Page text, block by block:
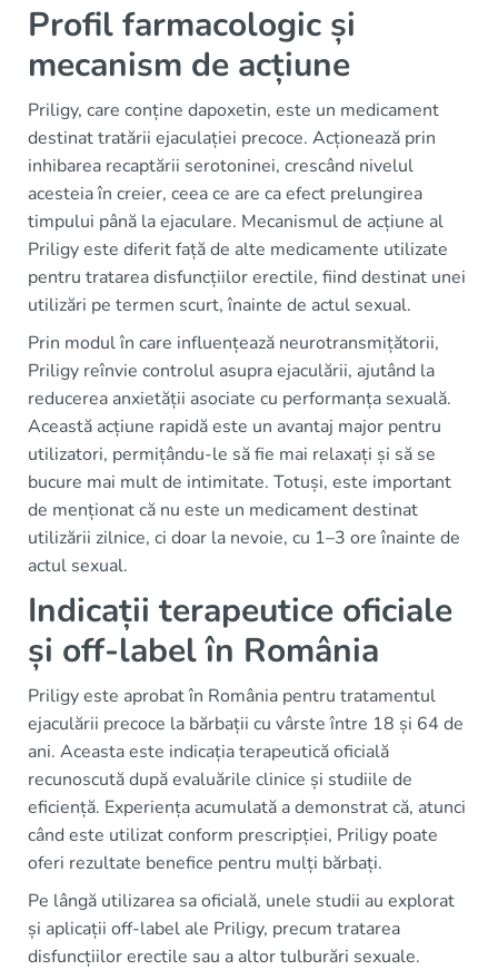
Profil farmacologic și
mecanism de acțiune
Priligy, care conține dapoxetin, este un medicament
destinat tratării ejaculației precoce. Acționează prin
inhibarea recaptării serotoninei, crescând nivelul
acesteia în creier, ceea ce are ca efect prelungirea
timpului până la ejaculare. Mecanismul de acțiune al
Priligy este diferit față de alte medicamente utilizate
pentru tratarea disfuncțiilor erectile, fiind destinat unei
utilizări pe termen scurt, înainte de actul sexual.
Prin modul în care influențează neurotransmițătorii,
Priligy reînvie controlul asupra ejaculării, ajutând la
reducerea anxietății asociate cu performanța sexuală.
Această acțiune rapidă este un avantaj major pentru
utilizatori, permițându-le să fie mai relaxați și să se
bucure mai mult de intimitate. Totuși, este important
de menționat că nu este un medicament destinat
utilizării zilnice, ci doar la nevoie, cu 1–3 ore înainte de
actul sexual.
Indicații terapeutice oficiale
și off-label în România
Priligy este aprobat în România pentru tratamentul
ejaculării precoce la bărbații cu vârste între 18 și 64 de
ani. Aceasta este indicația terapeutică oficială
recunoscută după evaluările clinice și studiile de
eficiență. Experiența acumulată a demonstrat că, atunci
când este utilizat conform prescripției, Priligy poate
oferi rezultate benefice pentru mulți bărbați.
Pe lângă utilizarea sa oficială, unele studii au explorat
și aplicații off-label ale Priligy, precum tratarea
disfuncțiilor erectile sau a altor tulburări sexuale.